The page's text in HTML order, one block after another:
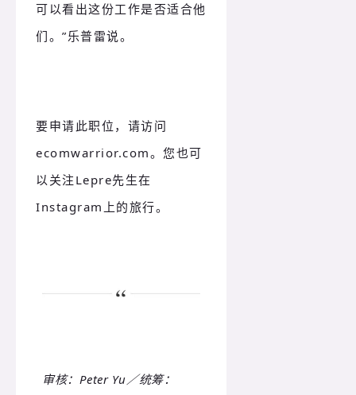
可以看出这份工作是否适合他
们。”乐普雷说。
要申请此职位，请访问
ecomwarrior.com。您也可
以关注Lepre先生在
Instagram上的旅行。
审核：Peter Yu／统筹：